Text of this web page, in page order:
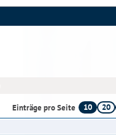
Einträge pro Seite 10 20